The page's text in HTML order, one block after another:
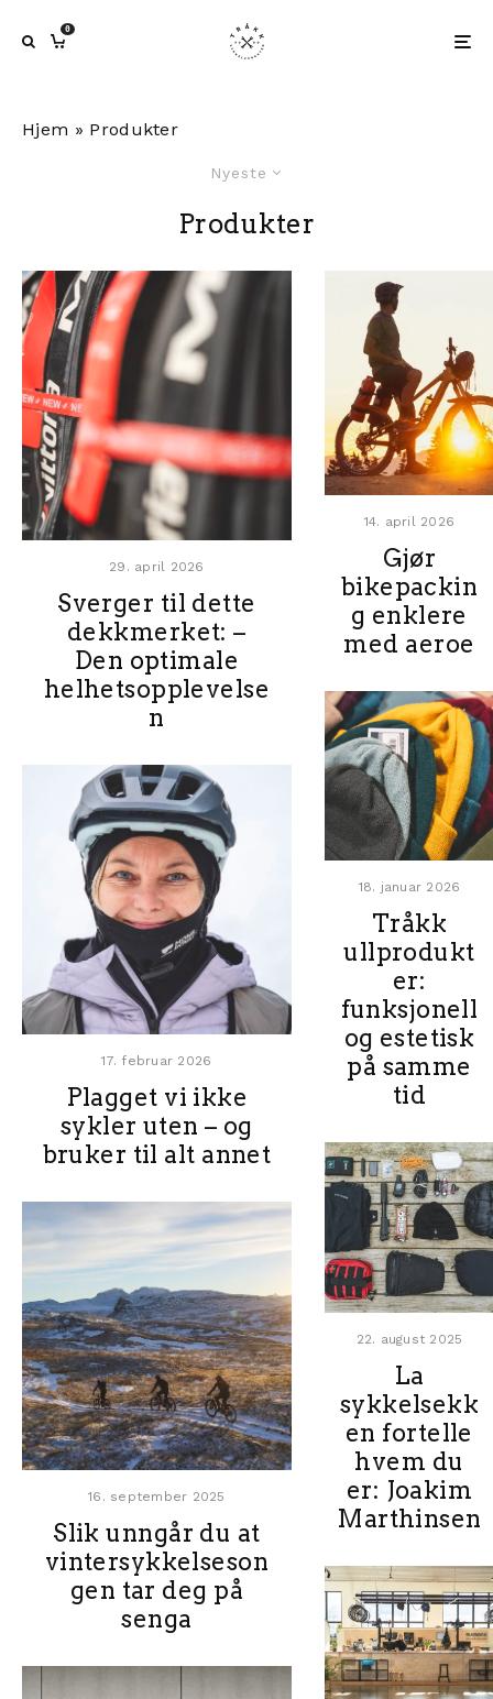
0
Hjem » Produkter
Nyeste
Produkter
29. april 2026
Sverger til dette
dekkmerket: –
Den optimale
helhetsopplevelse
n
17. februar 2026
Plagget vi ikke
sykler uten – og
bruker til alt annet
16. september 2025
Slik unngår du at
vintersykkelseson
gen tar deg på
senga
14. april 2026
Gjør
bikepackin
g enklere
med aeroe
18. januar 2026
Tråkk
ullprodukt
er:
funksjonell
og estetisk
på samme
tid
22. august 2025
La
sykkelsekk
en fortelle
hvem du
er: Joakim
Marthinsen